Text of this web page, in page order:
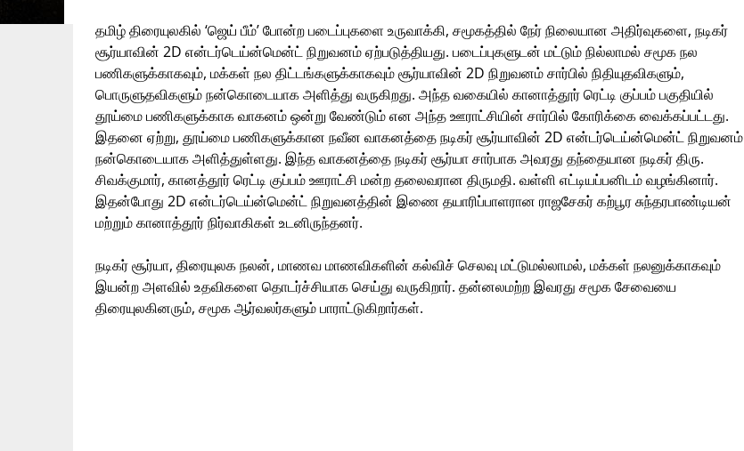
தமிழ் திரையுலகில் ‘ஜெய் பீம்’ போன்ற படைப்புகளை உருவாக்கி, சமூகத்தில் நேர் நிலையான அதிர்வுகளை, நடிகர்
சூர்யாவின் 2D என்டர்டெய்ன்மென்ட் நிறுவனம் ஏற்படுத்தியது. படைப்புகளுடன் மட்டும் நில்லாமல் சமூக நல
பணிகளுக்காகவும், மக்கள் நல திட்டங்களுக்காகவும் சூர்யாவின் 2D நிறுவனம் சார்பில் நிதியுதவிகளும்,
பொருளுதவிகளும் நன்கொடையாக அளித்து வருகிறது. அந்த வகையில் கானாத்தூர் ரெட்டி குப்பம் பகுதியில்
தூய்மை பணிகளுக்காக வாகனம் ஒன்று வேண்டும் என அந்த ஊராட்சியின் சார்பில் கோரிக்கை வைக்கப்பட்டது.
இதனை ஏற்று, தூய்மை பணிகளுக்கான நவீன வாகனத்தை நடிகர் சூர்யாவின் 2D என்டர்டெய்ன்மென்ட் நிறுவனம்
நன்கொடையாக அளித்துள்ளது. இந்த வாகனத்தை நடிகர் சூர்யா சார்பாக அவரது தந்தையான நடிகர் திரு.
சிவக்குமார், கானத்தூர் ரெட்டி குப்பம் ஊராட்சி மன்ற தலைவரான திருமதி. வள்ளி எட்டியப்பனிடம் வழங்கினார்.
இதன்போது 2D என்டர்டெய்ன்மென்ட் நிறுவனத்தின் இணை தயாரிப்பாளரான ராஜசேகர் கற்பூர சுந்தரபாண்டியன்
மற்றும் கானாத்தூர் நிர்வாகிகள் உடனிருந்தனர்.
நடிகர் சூர்யா, திரையுலக நலன், மாணவ மாணவிகளின் கல்விச் செலவு மட்டுமல்லாமல், மக்கள் நலனுக்காகவும்
இயன்ற அளவில் உதவிகளை தொடர்ச்சியாக செய்து வருகிறார். தன்னலமற்ற இவரது சமூக சேவையை
திரையுலகினரும், சமூக ஆர்வலர்களும் பாராட்டுகிறார்கள்.